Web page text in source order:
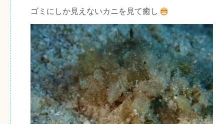
ゴミにしか見えないカニを見て癒し